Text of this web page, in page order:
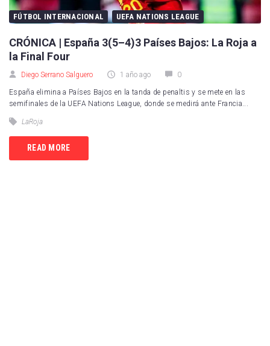
FÚTBOL INTERNACIONAL UEFA NATIONS LEAGUE
CRÓNICA | España 3(5–4)3 Países Bajos: La Roja a
la Final Four
Diego Serrano Salguero 1 año ago 0
España elimina a Países Bajos en la tanda de penaltis y se mete en las
semifinales de la UEFA Nations League, donde se medirá ante Francia...
LaRoja
READ MORE